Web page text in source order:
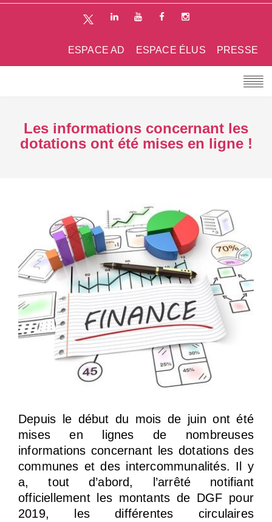
PRESSE
ESPACE ÉLUS
ESPACE AD
Les informations concernant les
dotations ont été mises en ligne !
Depuis le début du mois de juin ont été
mises en lignes de nombreuses
informations concernant les dotations des
communes et des intercommunalités. Il y
a, tout d’abord, l’arrêté notifiant
officiellement les montants de DGF pour
2019, les différentes circulaires